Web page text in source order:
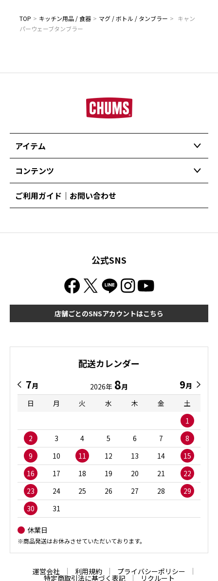
TOP > キッチン用品 / 食器 > マグ / ボトル / タンブラー > キャン
パーウェーブタンブラー
アイテム
コンテンツ
ご利用ガイド｜お問い合わせ
公式SNS
店舗ごとのSNSアカウントはこちら
配送カレンダー
7月 2026年 8月 9月
日
月 火 水 木 金
土
1
2
3 4 5 6 7
8
9
10 11 12 13 14
15
16
17 18 19 20 21
22
23
24 25 26 27 28
29
30
31
休業日
※商品発送はお休みさせていただいております。
運営会社 利用規約 プライバシーポリシー
特定商取引法に基づく表記 リクルート